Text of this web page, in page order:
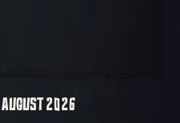
AUGUST 2026